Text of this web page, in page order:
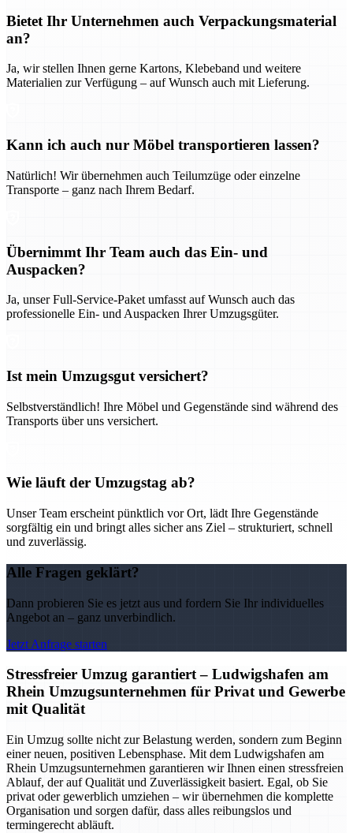
Bietet Ihr Unternehmen auch Verpackungsmaterial
an?
Ja, wir stellen Ihnen gerne Kartons, Klebeband und weitere
Materialien zur Verfügung – auf Wunsch auch mit Lieferung.
Kann ich auch nur Möbel transportieren lassen?
Natürlich! Wir übernehmen auch Teilumzüge oder einzelne
Transporte – ganz nach Ihrem Bedarf.
Übernimmt Ihr Team auch das Ein- und
Auspacken?
Ja, unser Full-Service-Paket umfasst auf Wunsch auch das
professionelle Ein- und Auspacken Ihrer Umzugsgüter.
Ist mein Umzugsgut versichert?
Selbstverständlich! Ihre Möbel und Gegenstände sind während des
Transports über uns versichert.
Wie läuft der Umzugstag ab?
Unser Team erscheint pünktlich vor Ort, lädt Ihre Gegenstände
sorgfältig ein und bringt alles sicher ans Ziel – strukturiert, schnell
und zuverlässig.
Alle Fragen geklärt?
Dann probieren Sie es jetzt aus und fordern Sie Ihr individuelles
Angebot an – ganz unverbindlich.
Jetzt Anfrage starten
Stressfreier Umzug garantiert – Ludwigshafen am
Rhein Umzugsunternehmen für Privat und Gewerbe
mit Qualität
Ein Umzug sollte nicht zur Belastung werden, sondern zum Beginn
einer neuen, positiven Lebensphase. Mit dem Ludwigshafen am
Rhein Umzugsunternehmen garantieren wir Ihnen einen stressfreien
Ablauf, der auf Qualität und Zuverlässigkeit basiert. Egal, ob Sie
privat oder gewerblich umziehen – wir übernehmen die komplette
Organisation und sorgen dafür, dass alles reibungslos und
termingerecht abläuft.